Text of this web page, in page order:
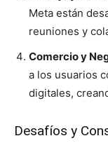
Meta están
reuniones y
Comercio y
a los usuarios
digitales,
Desafíos y